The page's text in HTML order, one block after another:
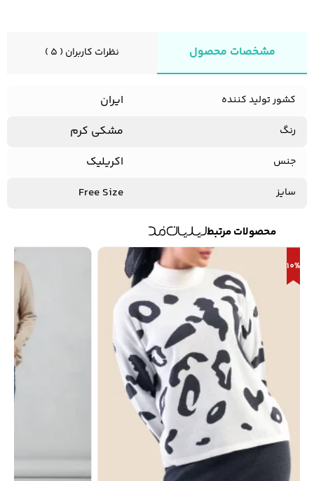
مشخصات محصول نظرات کاربران ( 5 )
کشور تولید کننده ایران
رنگ مشکی کرم
جنس اکریلیک
سایز Free Size
محصولات مرتبط
10%